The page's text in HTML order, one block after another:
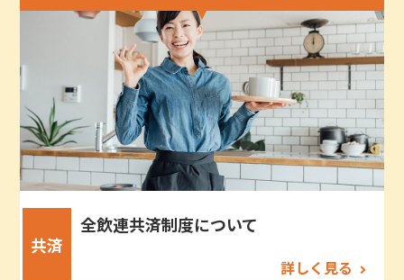
共済
全飲連共済制度について
詳しく見る